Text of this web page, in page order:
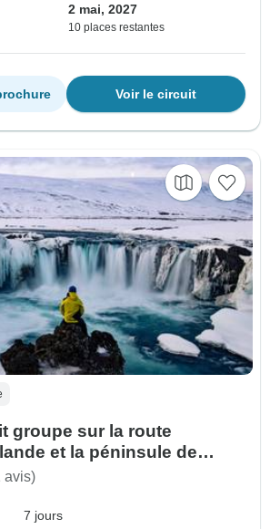
2 mai, 2027
10 places restantes
Voir le circuit
groupe sur la route
et la péninsule de
jours
avis)
7 jours